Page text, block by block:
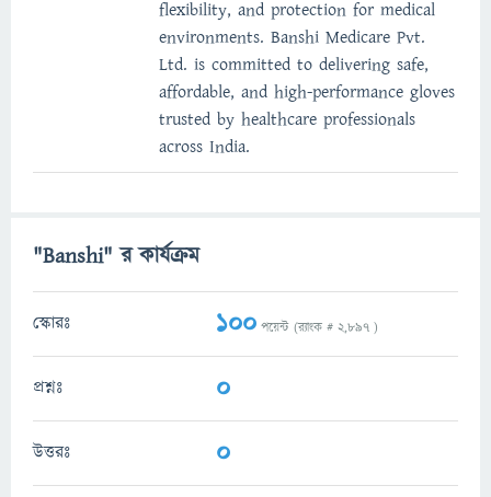
flexibility, and protection for medical
environments. Banshi Medicare Pvt.
Ltd. is committed to delivering safe,
affordable, and high-performance gloves
trusted by healthcare professionals
across India.
"Banshi" র কার্যক্রম
স্কোরঃ 100 পয়েন্ট (র‌্যাংক # 2,897 )
প্রশ্নঃ 0
উত্তরঃ 0